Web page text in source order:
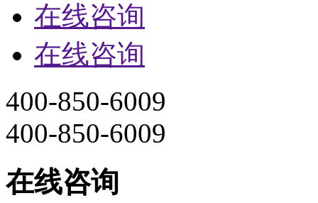
在线咨询
在线咨询
400-850-6009
400-850-6009
在线咨询